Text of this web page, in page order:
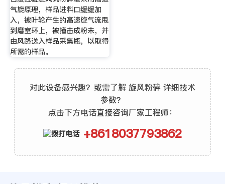
气旋原理，样品进料口缓缓加
入，被叶轮产生的高速旋气流甩
到磨室环上，被撞击成粉未，并
由风路送入样品采集瓶，以取得
所需的样品。
对此设备感兴趣？或需了解 旋风粉碎 详细技术
参数？
点击下方电话直接咨询厂家工程师：
+8618037793862